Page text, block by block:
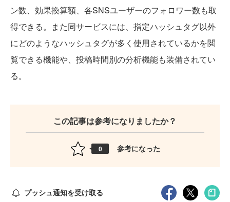
ン数、効果換算額、各SNSユーザーのフォロワー数も取
得できる。また同サービスには、指定ハッシュタグ以外
にどのようなハッシュタグが多く使用されているかを閲
覧できる機能や、投稿時間別の分析機能も装備されてい
る。
この記事は参考になりましたか？
0 参考になった
プッシュ通知を受け取る